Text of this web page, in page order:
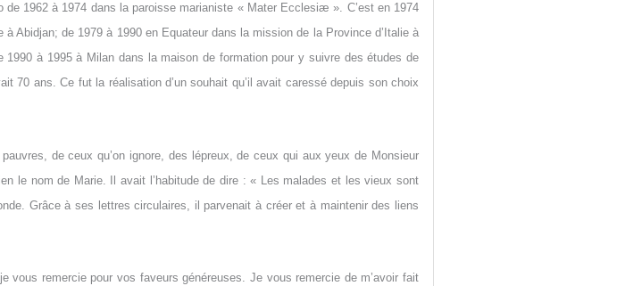
1962 à 1974 dans la paroisse marianiste « Mater Ecclesiæ ». C’est en 1974
Abidjan; de 1979 à 1990 en Equateur dans la mission de la Province d’Italie à
à 1995 à Milan dans la maison de formation pour y suivre des études de
70 ans. Ce fut la réalisation d’un souhait qu’il avait caressé depuis son choix
de ceux qu’on ignore, des lépreux, de ceux qui aux yeux de Monsieur
le nom de Marie. Il avait l’habitude de dire : « Les malades et les vieux sont
Grâce à ses lettres circulaires, il parvenait à créer et à maintenir des liens
vous remercie pour vos faveurs généreuses. Je vous remercie de m’avoir fait